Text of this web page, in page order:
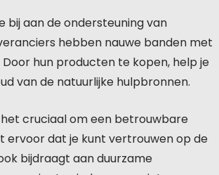
bij aan de ondersteuning van
hebben nauwe banden met
hun producten te kopen, help je
van de natuurlijke hulpbronnen.
cruciaal om een betrouwbare
ervoor dat je kunt vertrouwen op de
bijdraagt aan duurzame